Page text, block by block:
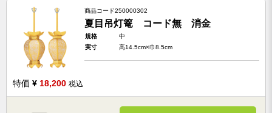
商品コード250000302
夏目吊灯篭 コード無 消金
規格
中
実寸
高14.5cm×巾8.5cm
特価 ¥ 18,200 税込